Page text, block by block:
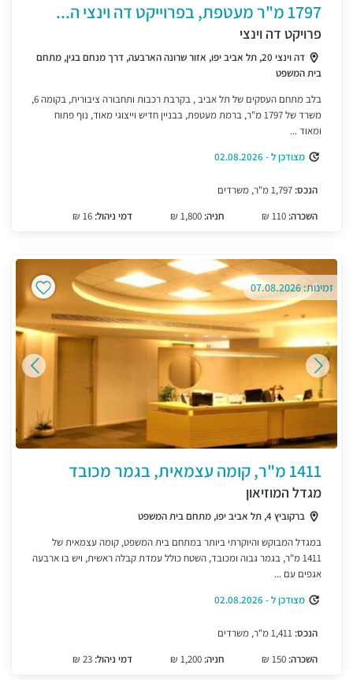
1797 מ"ר מעטפת, בפרוייקט דה וינצי ה...
פרויקט דה וינצי
דה וינצי 20, תל אביב יפו, אזור שרונה הארבעה, דרך מנחם בגין, מתחם
בית המשפט
בלב מתחם העסקים של תל אביב , בקרבת רכבות ותחבורה ציבורית, בקומה 6,
משרד של 1797 מ"ר, ברמת מעטפת, בבניין חדיש וייצוגי מאוד, נוף פתוח
ומאוד ...
מצודכן ל - 02.08.2026
הנכס:
השכרה:
חניה: דמי ניהול: 16 ₪
זמינות: 07.08.2026
1411 מ"ר, קומה עצמאית, בגמר מכובד
מגדל המוזיאון
ברקוביץ 4, תל אביב יפו, מתחם בית המשפט
במגדל המבוקש והיוקרתי ביותר במתחם בית המשפט, קומה עצמאית של
1411 מ"ר, בגמר גבוה ומכובד, השטח כולל עמדת קבלה ראשית, ויש בו ארבעה
אגפים עם ...
מצודכן ל - 02.08.2026
הנכס:
השכרה:
חניה: דמי ניהול: 23 ₪